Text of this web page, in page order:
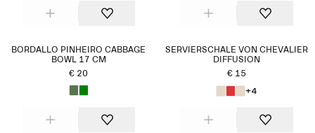
BORDALLO PINHEIRO CABBAGE
BOWL 17 CM
€ 20
SERVIERSCHALE VON CHEVALIER
DIFFUSION
€ 15
+4